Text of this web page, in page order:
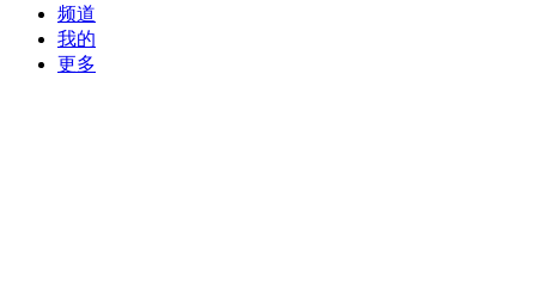
频道
我的
更多